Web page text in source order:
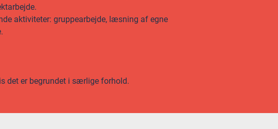
aktiviteter: gruppearbejde, læsning af egne
det er begrundet i særlige forhold.